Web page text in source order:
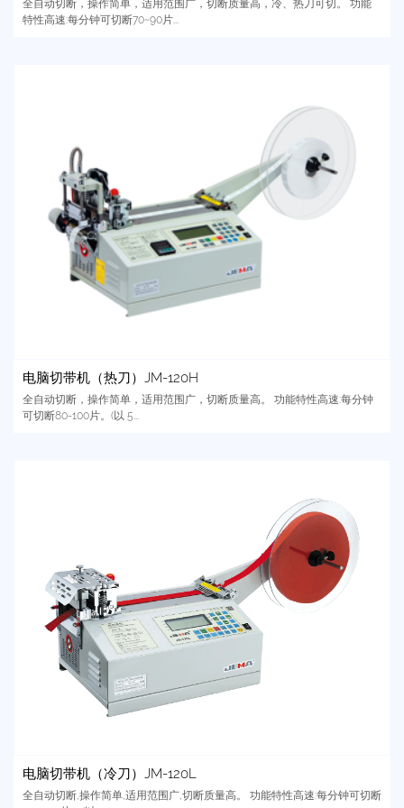
全自动切断，操作简单，适用范围广，切断质量高，冷、热刀可切。 功能
特性高速:每分钟可切断70~90片...
电脑切带机（热刀）JM-120H
全自动切断，操作简单，适用范围广，切断质量高。 功能特性高速:每分钟
可切断80-100片。(以 5...
电脑切带机（冷刀）JM-120L
全自动切断,操作简单,适用范围广,切断质量高。 功能特性高速:每分钟可切断